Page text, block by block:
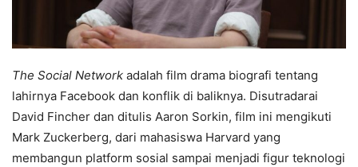
The Social Network adalah film drama biografi tentang
lahirnya Facebook dan konflik di baliknya. Disutradarai
David Fincher dan ditulis Aaron Sorkin, film ini mengikuti
Mark Zuckerberg, dari mahasiswa Harvard yang
membangun platform sosial sampai menjadi figur teknologi